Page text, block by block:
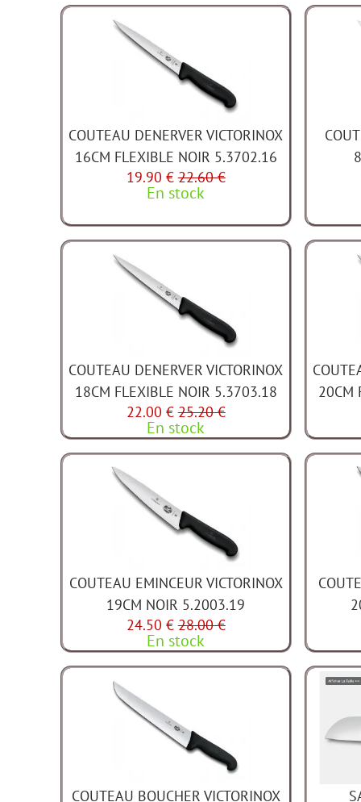
COUTEAU DENERVER VICTORINOX
16CM FLEXIBLE NOIR 5.3702.16
19.90 € 22.60 €
En stock
COUTEAU DENERVER VICTORINOX
18CM FLEXIBLE NOIR 5.3703.18
22.00 € 25.20 €
En stock
20CM
COUTEAU EMINCEUR VICTORINOX
19CM NOIR 5.2003.19
24.50 € 28.00 €
En stock
COUTEAU BOUCHER VICTORINOX